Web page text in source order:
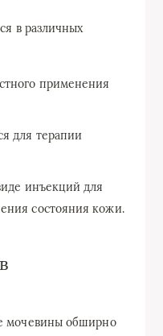
в различных
применения
для терапии
инъекций для
состояния кожи.
мочевины обширно